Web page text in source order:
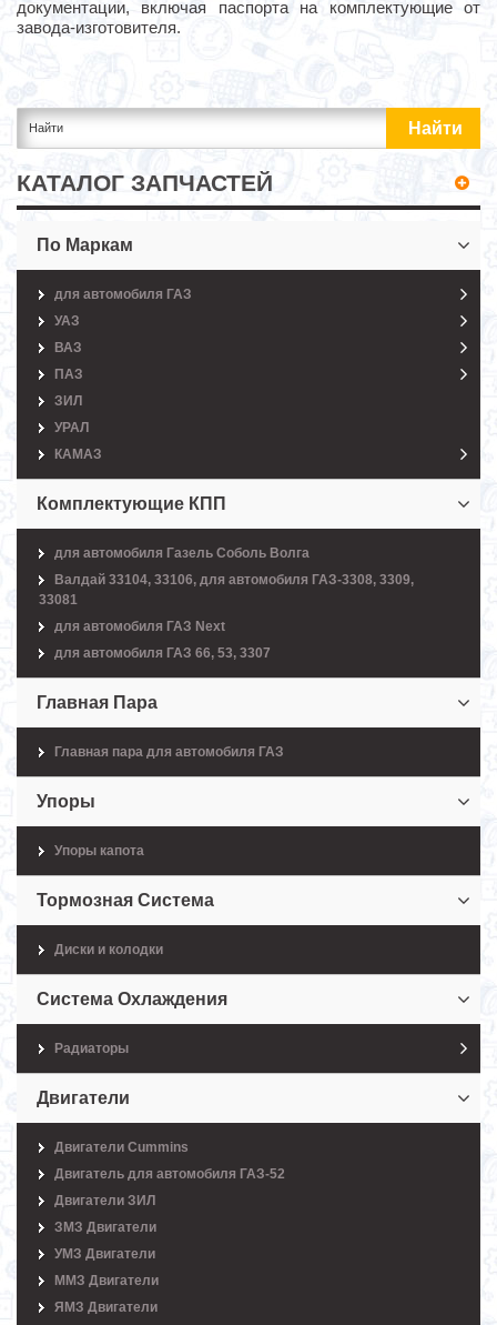
документации, включая паспорта на комплектующие от
завода-изготовителя.
КАТАЛОГ ЗАПЧАСТЕЙ
По Маркам
для автомобиля ГАЗ
УАЗ
ВАЗ
ПАЗ
ЗИЛ
УРАЛ
КАМАЗ
Комплектующие КПП
для автомобиля Газель Соболь Волга
Валдай 33104, 33106, для автомобиля ГАЗ-3308, 3309,
33081
для автомобиля ГАЗ Next
для автомобиля ГАЗ 66, 53, 3307
Главная Пара
Главная пара для автомобиля ГАЗ
Упоры
Упоры капота
Тормозная Система
Диски и колодки
Система Охлаждения
Радиаторы
Двигатели
Двигатели Cummins
Двигатель для автомобиля ГАЗ-52
Двигатели ЗИЛ
ЗМЗ Двигатели
УМЗ Двигатели
ММЗ Двигатели
ЯМЗ Двигатели